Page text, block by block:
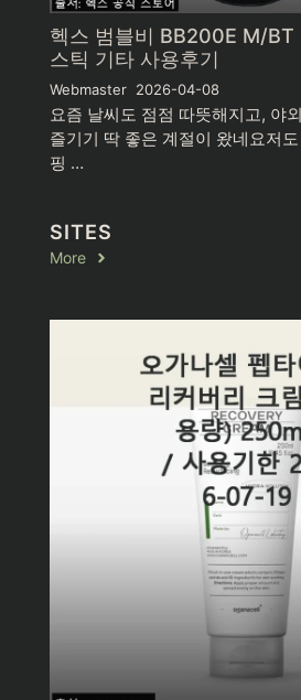
헥스 범블비 BB200E M/BT
스틱 기타 사용후기
Webmaster 2026-04-08
요즘 날씨도 점점 따뜻해지고, 야
즐기기 딱 좋은 계절이 왔네요저
핑 …
SITES
More